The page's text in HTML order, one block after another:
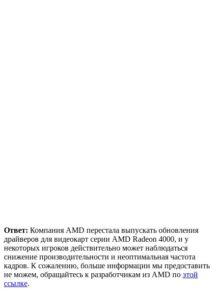
Ответ: Компания AMD перестала выпускать обновления
драйверов для видеокарт серии AMD Radeon 4000, и у
некоторых игроков действительно может наблюдаться
снижение производительности и неоптимальная частота
кадров. К сожалению, больше информации мы предоставить
не можем, обращайтесь к разработчикам из AMD по этой
ссылке.